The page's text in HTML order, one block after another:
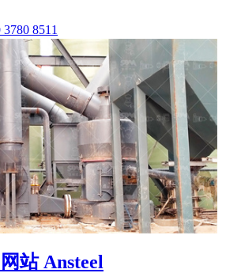
8511
站 Ansteel